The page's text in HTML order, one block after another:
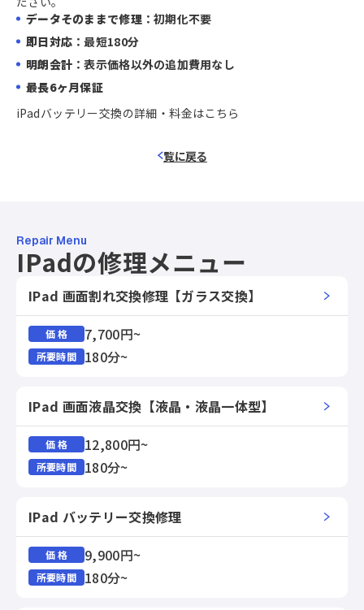
データそのままで修理：初期化不要
即日対応 ：最短180分
明朗会計 ：表示価格以外の追加費用なし
最長6ヶ月保証
iPadバッテリー交換の詳細・料金はこちら
覧に戻る
Repair Menu
IPadの修理メニュー
IPad 画面割れ交換修理【ガラス交換】
価 格 7,700円~
所要時間 180分~
IPad 画面液晶交換【液晶・液晶一体型】
価 格 12,800円~
所要時間 180分~
IPad バッテリー交換修理
価 格 9,900円~
所要時間 180分~